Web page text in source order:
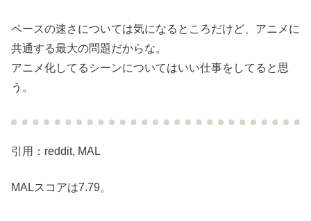
ペースの速さについては気になるところだけど、アニメに
共通する最大の問題だからな。
アニメ化してるシーンについてはいい仕事をしてると思
う。
引用：reddit, MAL
MALスコアは7.79。